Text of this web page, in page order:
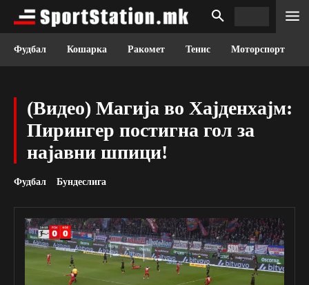
Фудбал Кошарка Ракомет Тенис Моторспорт
(Видео) Магија во Хајденхајм:
Пирингер постигна гол за
најавни шпици!
Фудбал Бундеслига